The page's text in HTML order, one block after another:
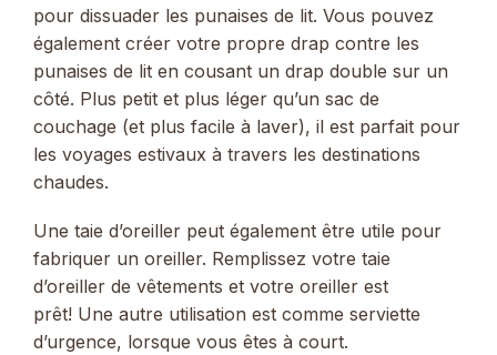
pour dissuader les punaises de lit. Vous pouvez
également créer votre propre drap contre les
punaises de lit en cousant un drap double sur un
côté. Plus petit et plus léger qu’un sac de
couchage (et plus facile à laver), il est parfait pour
les voyages estivaux à travers les destinations
chaudes.
Une taie d’oreiller peut également être utile pour
fabriquer un oreiller. Remplissez votre taie
d’oreiller de vêtements et votre oreiller est
prêt! Une autre utilisation est comme serviette
d’urgence, lorsque vous êtes à court.